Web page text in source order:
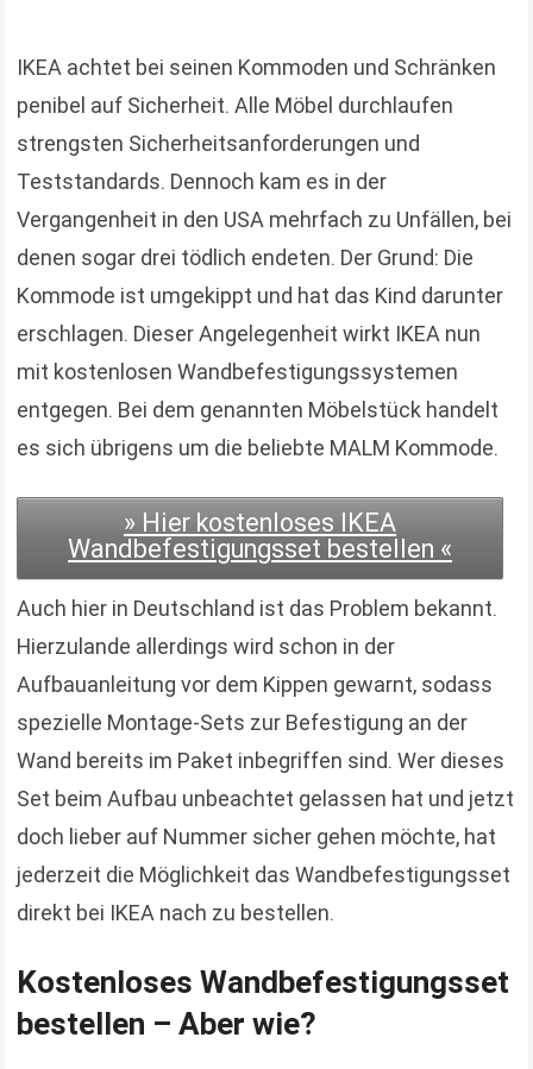
IKEA achtet bei seinen Kommoden und Schränken
penibel auf Sicherheit. Alle Möbel durchlaufen
strengsten Sicherheitsanforderungen und
Teststandards. Dennoch kam es in der
Vergangenheit in den USA mehrfach zu Unfällen, bei
denen sogar drei tödlich endeten. Der Grund: Die
Kommode ist umgekippt und hat das Kind darunter
erschlagen. Dieser Angelegenheit wirkt IKEA nun
mit kostenlosen Wandbefestigungssystemen
entgegen. Bei dem genannten Möbelstück handelt
es sich übrigens um die beliebte MALM Kommode.
» Hier kostenloses IKEA
Wandbefestigungsset bestellen «
Auch hier in Deutschland ist das Problem bekannt.
Hierzulande allerdings wird schon in der
Aufbauanleitung vor dem Kippen gewarnt, sodass
spezielle Montage-Sets zur Befestigung an der
Wand bereits im Paket inbegriffen sind. Wer dieses
Set beim Aufbau unbeachtet gelassen hat und jetzt
doch lieber auf Nummer sicher gehen möchte, hat
jederzeit die Möglichkeit das Wandbefestigungsset
direkt bei IKEA nach zu bestellen.
Kostenloses Wandbefestigungsset
bestellen – Aber wie?